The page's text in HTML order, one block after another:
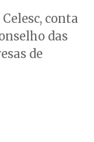
conta
das
de